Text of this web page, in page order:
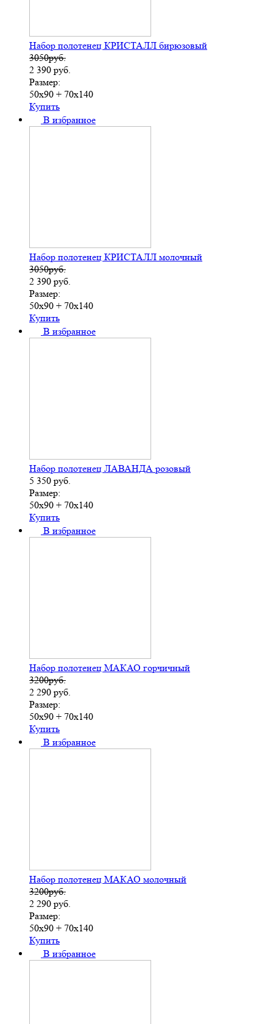
Набор полотенец КРИСТАЛЛ бирюзовый
3050руб.
2 390 руб.
Размер:
50х90 + 70х140
Купить
В избранное
Набор полотенец КРИСТАЛЛ молочный
3050руб.
2 390 руб.
Размер:
50х90 + 70х140
Купить
В избранное
Набор полотенец ЛАВАНДА розовый
5 350 руб.
Размер:
50х90 + 70х140
Купить
В избранное
Набор полотенец МАКАО горчичный
3200руб.
2 290 руб.
Размер:
50х90 + 70х140
Купить
В избранное
Набор полотенец МАКАО молочный
3200руб.
2 290 руб.
Размер:
50х90 + 70х140
Купить
В избранное